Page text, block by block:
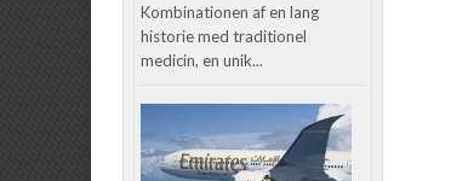
Kombinationen af en lang
historie med traditionel
medicin, en unik...